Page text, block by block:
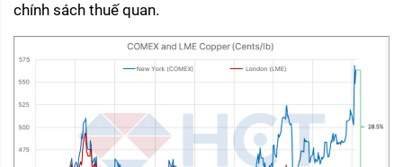
chính sách thuế quan.